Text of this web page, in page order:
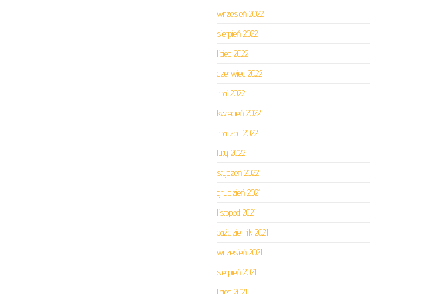
wrzesień 2022
sierpień 2022
lipiec 2022
czerwiec 2022
maj 2022
kwiecień 2022
marzec 2022
luty 2022
styczeń 2022
grudzień 2021
listopad 2021
październik 2021
wrzesień 2021
sierpień 2021